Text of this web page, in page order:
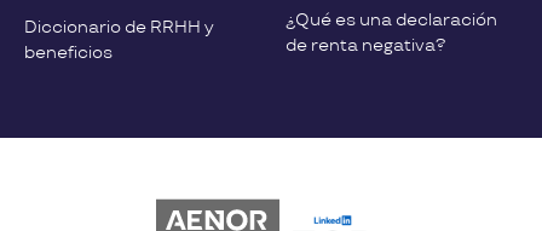
Diccionario de RRHH y
beneficios
¿Qué es una declaración
de renta negativa?